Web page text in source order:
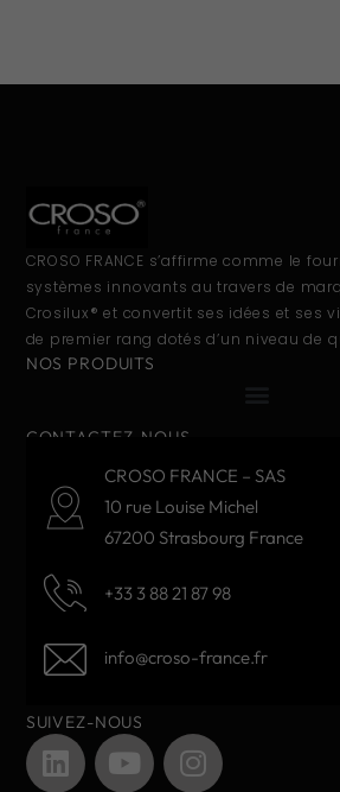
CROSO FRANCE s’affirme comme le
systèmes innovants au travers de
Crosilux® et convertit ses idées et ses
de premier rang dotés d’un niveau de
NOS PRODUITS
CONTACTEZ-NOUS
CROSO FRANCE – SAS
10 rue Louise Michel
67200 Strasbourg France
+33 3 88 21 87 98
info@croso-france.fr
SUIVEZ-NOUS